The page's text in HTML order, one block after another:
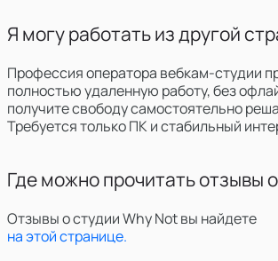
Я могу работать из другой
Профессия оператора вебкам-студии
полностью удаленную работу, без
получите свободу самостоятельно
Требуется только ПК и стабильный
Где можно прочитать отзывы
Отзывы о студии Why Not вы найдете
на этой странице.